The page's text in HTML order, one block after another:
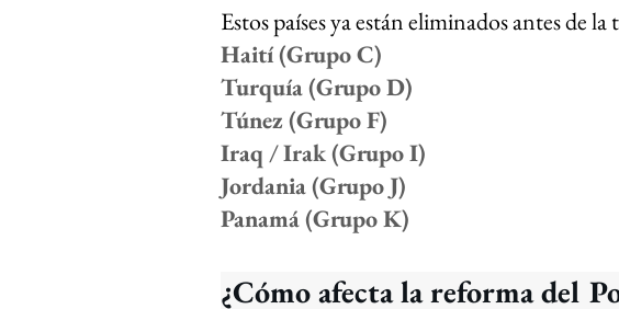
Estos países ya están eliminados antes de
Haití (Grupo C)
Turquía (Grupo D)
Túnez (Grupo F)
Iraq / Irak (Grupo I)
Jordania (Grupo J)
Panamá (Grupo K)
¿Cómo afecta la reforma del